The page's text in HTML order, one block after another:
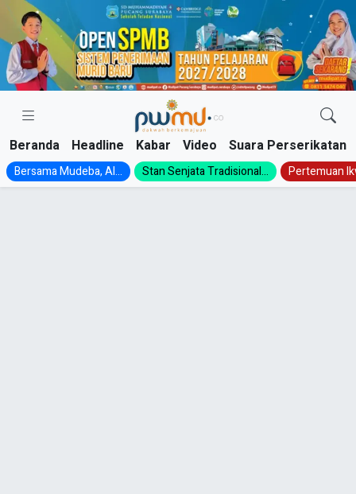
Skip
content
Beranda Headline Kabar Video Suara Perserikatan
Bersama Mudeba, Al... Stan Senjata Tradisional... Pertemuan